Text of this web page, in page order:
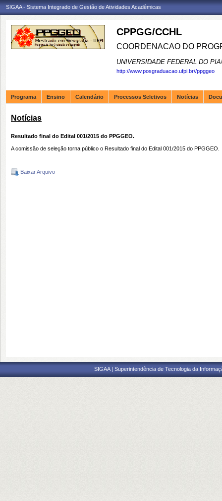
SIGAA - Sistema Integrado de Gestão de Atividades Acadêmicas
CPPGG/CCHL
COORDENACAO DO
UNIVERSIDADE FEDERAL DO
http://www.posgraduacao.ufpi.br//ppggeo
Programa Ensino Calendário Processos Seletivos Notícias
Notícias
Resultado final do Edital 001/2015 do PPGGEO.
A comissão de seleção torna público o Resultado final do Edital 001/2015 do PPGGEO.
Baixar Arquivo
SIGAA | Superintendência de Tecnologia da